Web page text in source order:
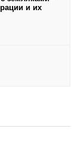
и их